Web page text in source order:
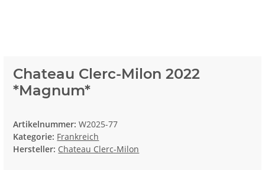
Chateau Clerc-Milon 2022
*Magnum*
Artikelnummer:W2025-77
Kategorie: Frankreich
Hersteller: Chateau Clerc-Milon